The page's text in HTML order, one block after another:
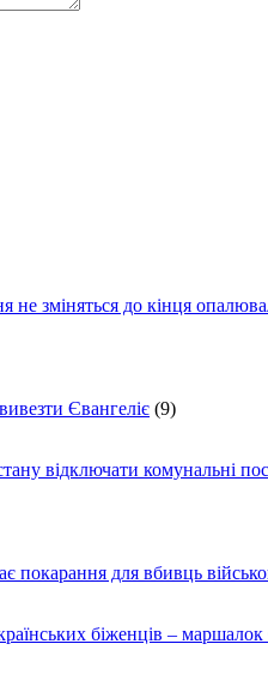
не зміняться до кінця
Євангеліє (9)
відключати комунальні
покарання для вбивць
біженців –